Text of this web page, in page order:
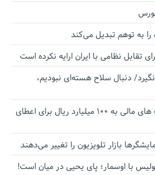
را به توهم تبدیل می‌کند
تقابل نظامی با ایران ارایه نکرده است
دنبال سلاح هسته‌ای نبودیم،
آستانه الزام به دریافت صورت های مالی به ۱۰۰ میلیارد ریال برای اعطای
بازار تلویزیون را تغییر می‌دهند
با اوسمار؛ پای یحیی در میان است!